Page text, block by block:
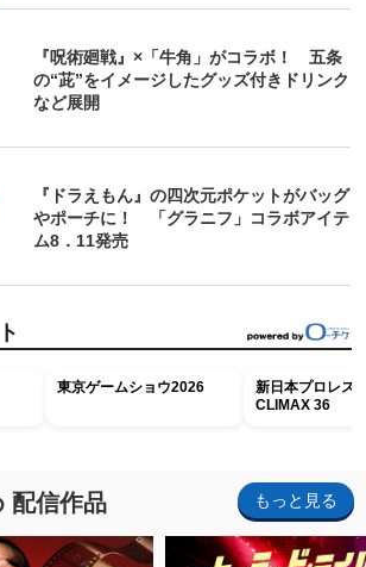
『呪術廻戦』×「牛角」がコラボ！ 五条
の“茈”をイメージしたグッズ付きドリンク
など展開
『ドラえもん』の四次元ポケットがバッグ
やポーチに！ 「グラニフ」コラボアイテ
ム8．11発売
東京ゲームショウ2026
新日本プロレス
CLIMAX 36
配信作品 もっと見る